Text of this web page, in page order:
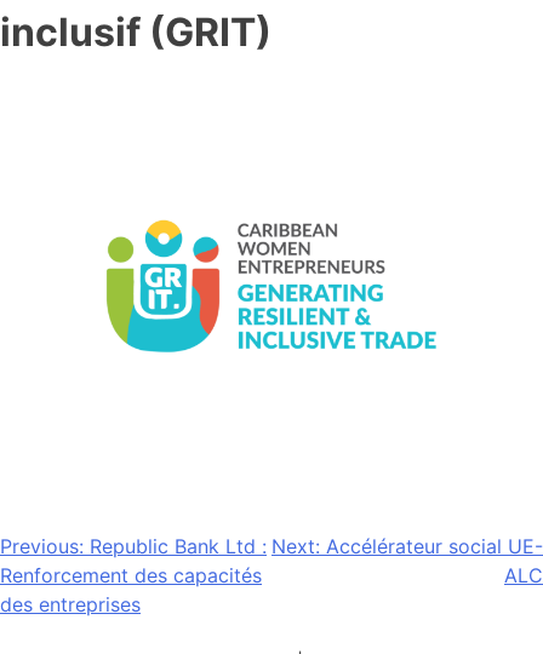
inclusif (GRIT)
Navigation
de
Previous: Republic Bank Ltd :
Renforcement des capacités
des entreprises
Next: Accélérateur social UE-
ALC